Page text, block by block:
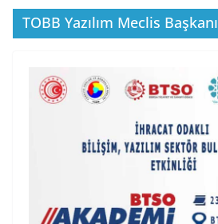
TOBB Yazılım Meclis Başkanı